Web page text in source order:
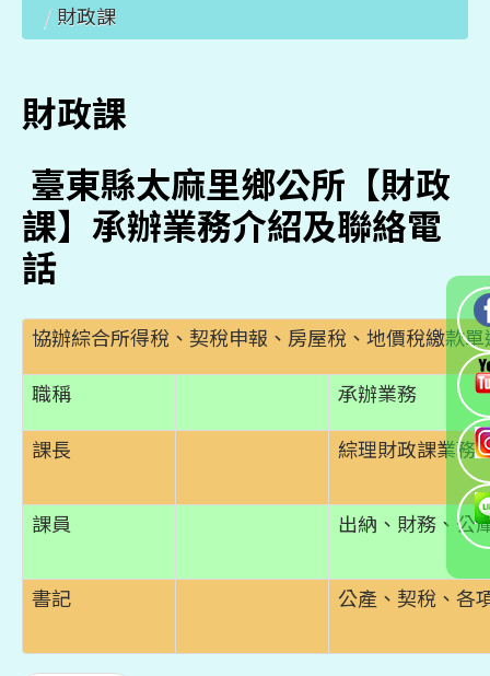
/ 財政課
財政課
臺東縣太麻里鄉公所【財政
課】承辦業務介紹及聯絡電
話
協辦綜合所得稅、契稅申報、房屋稅、地價稅繳款
職稱
承辦業務
課長
綜理財政課業務
課員 出納、財務、公
書記 公產、契稅、各